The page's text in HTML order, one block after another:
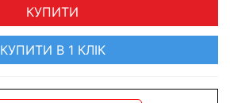
КУПИТИ
КУПИТИ В 1 КЛІК